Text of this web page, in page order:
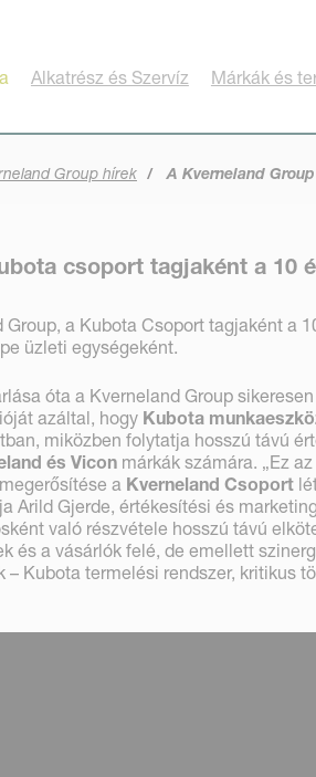
Alkatrész és Szervíz Márkák és
Group hírek A Kverneland
csoport tagjaként a 10
a Kubota Csoport tagjaként a
üzleti egységeként.
óta a Kverneland Group
azáltal, hogy Kubota
miközben folytatja hosszú távú
és Vicon márkák számára. „Ez
a Kverneland Csoport
Arild Gjerde, értékesítési és
való részvétele hosszú távú
és a vásárlók felé, de emellett
Kubota termelési rendszer, kritikus